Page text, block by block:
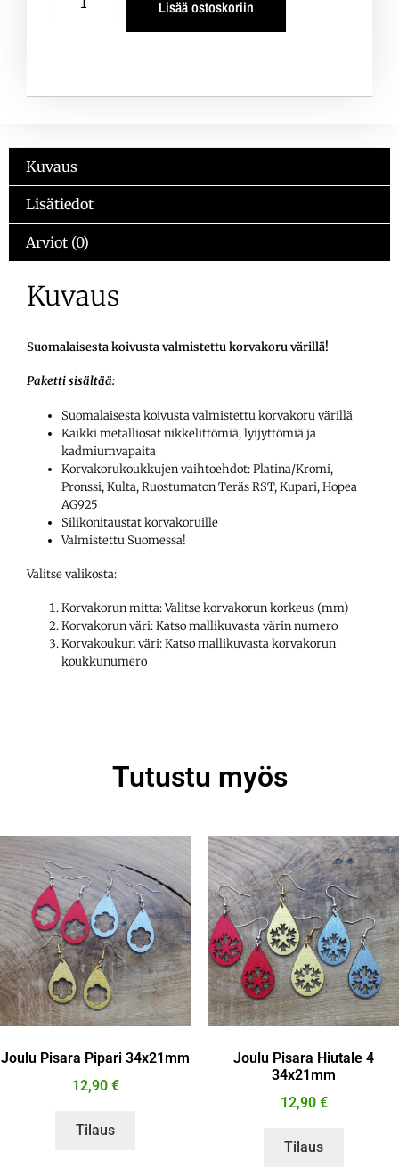
Lisää ostoskoriin
Kuvaus
Lisätiedot
Arviot (0)
Kuvaus
Suomalaisesta koivusta valmistettu korvakoru värillä!
Paketti sisältää:
Suomalaisesta koivusta valmistettu korvakoru värillä
Kaikki metalliosat nikkelittömiä, lyijyttömiä ja
kadmiumvapaita
Korvakorukoukkujen vaihtoehdot: Platina/Kromi,
Pronssi, Kulta, Ruostumaton Teräs RST, Kupari, Hopea
AG925
Silikonitaustat korvakoruille
Valmistettu Suomessa!
Valitse valikosta:
Korvakorun mitta: Valitse korvakorun korkeus (mm)
Korvakorun väri: Katso mallikuvasta värin numero
Korvakoukun väri: Katso mallikuvasta korvakorun
koukkunumero
Tutustu myös
Joulu Pisara Pipari 34x21mm
12,90 €
Tilaus
Joulu Pisara Hiutale 4
34x21mm
12,90 €
Tilaus